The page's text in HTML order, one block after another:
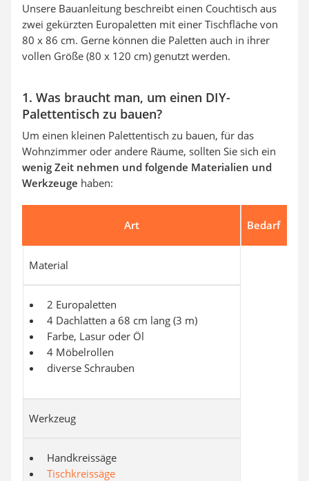
Unsere Bauanleitung beschreibt einen Couchtisch aus
zwei gekürzten Europaletten mit einer Tischfläche von
80 x 86 cm. Gerne können die Paletten auch in ihrer
vollen Größe (80 x 120 cm) genutzt werden.
1. Was braucht man, um einen DIY-
Palettentisch zu bauen?
Um einen kleinen Palettentisch zu bauen, für das
Wohnzimmer oder andere Räume, sollten Sie sich ein
wenig Zeit nehmen und folgende Materialien und
Werkzeuge haben:
Art Bedarf
Material
2 Europaletten
4 Dachlatten a 68 cm lang (3 m)
Farbe, Lasur oder Öl
4 Möbelrollen
diverse Schrauben
Werkzeug
Handkreissäge
Tischkreissäge